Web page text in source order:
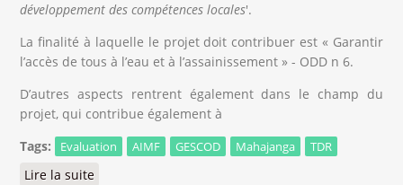
développement des compétences locales'.
La finalité à laquelle le projet doit contribuer est « Garantir
l’accès de tous à l’eau et à l’assainissement » - ODD n 6.
D’autres aspects rentrent également dans le champ du
projet, qui contribue également à
Tags:
Evaluation AIMF GESCOD Mahajanga TDR
Lire la suite